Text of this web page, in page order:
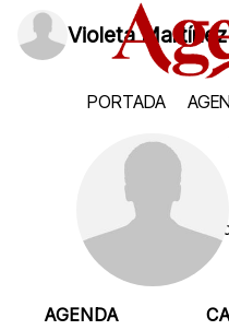
Violeta Martínez
PORTADA
AGENDA
Viernes, 7